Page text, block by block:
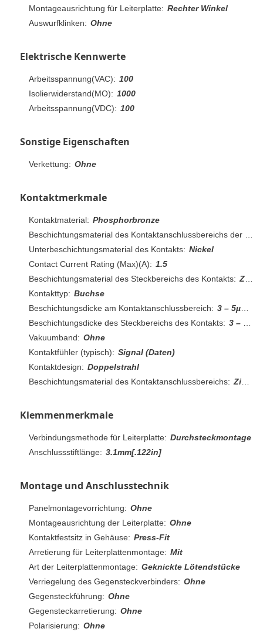
Montageausrichtung für Leiterplatte: Rechter Winkel
Auswurfklinken: Ohne
Elektrische Kennwerte
Arbeitsspannung(VAC): 100
Isolierwiderstand(MO): 1000
Arbeitsspannung(VDC): 100
Sonstige Eigenschaften
Verkettung: Ohne
Kontaktmerkmale
Kontaktmaterial: Phosphorbronze
Unterbeschichtungsmaterial des Kontakts: Nickel
Contact Current Rating (Max)(A): 1.5
Beschichtungsmaterial des Steckbereichs des Kontakts: Zinn über Nickel
Kontakttyp: Buchse
Beschichtungsdicke am Kontaktanschlussbereich: 3 – 5µm[118.11 – 196.85µin]
Beschichtungsdicke des Steckbereichs des Kontakts: 3 – 5µm[118.11 – 196.85µin]
Vakuumband: Ohne
Kontaktfühler (typisch): Signal (Daten)
Kontaktdesign: Doppelstrahl
Beschichtungsmaterial des Kontaktanschlussbereichs: Zinn über Nickel
Klemmenmerkmale
Verbindungsmethode für Leiterplatte: Durchsteckmontage
Anschlussstiftlänge: 3.1mm[.122in]
Montage und Anschlusstechnik
Panelmontagevorrichtung: Ohne
Montageausrichtung der Leiterplatte: Ohne
Kontaktfestsitz in Gehäuse: Press-Fit
Arretierung für Leiterplattenmontage: Mit
Art der Leiterplattenmontage: Geknickte Lötendstücke
Verriegelung des Gegensteckverbinders: Ohne
Gegensteckführung: Ohne
Gegensteckarretierung: Ohne
Polarisierung: Ohne